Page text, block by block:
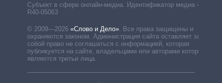
Субъект в сфере онлайн-медиа. Идентификатор медиа –
R40-05063
© 2009—2026 «Слово и Дело». Все права защищены и
охраняются законом. Администрация сайта оставляет за
собой право не соглашаться с информацией, которая
публикуется на сайте, владельцами или авторами которой
являются третьи лица.